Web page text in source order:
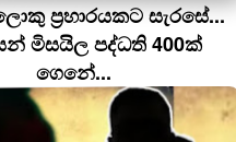
ප‍්‍රහාරයකට සැරසේ...
මිසයිල පද්ධති 400ක්
ගෙනේ...